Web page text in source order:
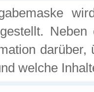
welche